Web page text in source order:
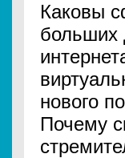
Каковы
больших
нового
Почему